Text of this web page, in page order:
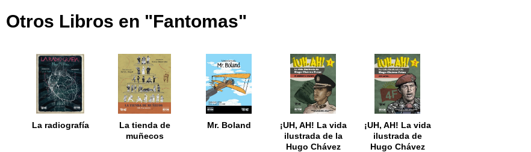
Otros Libros en "Fantomas"
La radiografía
La tienda de
muñecos
Mr. Boland
¡UH, AH! La vida
ilustrada de la
Hugo Chávez
¡UH, AH! La vida
ilustrada de
Hugo Chávez